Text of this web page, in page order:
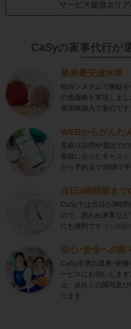
サービス提供エリ
CaSyの家事代行が
業界最安値水準
独自システムで無駄
の低価格を実現しま
害保険加入で安心です
WEBからかんた
見積り訪問や電話で
客様に合ったキャス
から予約までWEBで
当日3時間前まで
CaSyでは当日の3時
ので、思わぬ来客な
にも便利です ※お掃除
安心･安全への取
CaSy水準の選考･研
ービスにお伺いしま
上、反社との関与及
ります